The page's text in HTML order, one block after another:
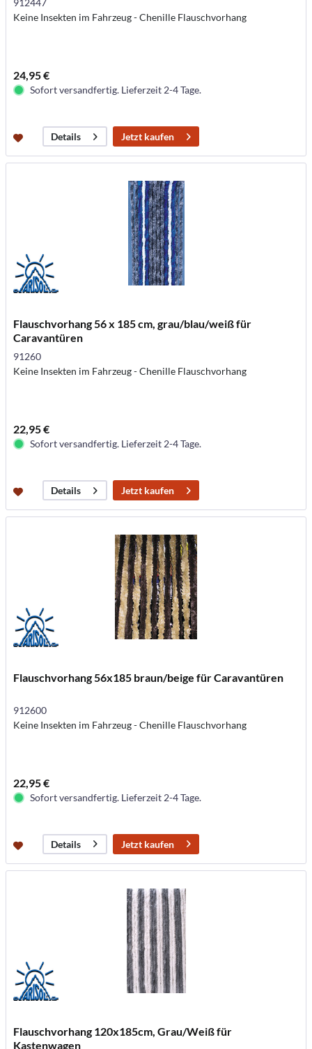
912447
Keine Insekten im Fahrzeug - Chenille Flauschvorhang
24,95 €
Sofort versandfertig. Lieferzeit 2-4 Tage.
Details Jetzt kaufen
Flauschvorhang 56 x 185 cm, grau/blau/weiß für
Caravantüren
91260
Keine Insekten im Fahrzeug - Chenille Flauschvorhang
22,95 €
Sofort versandfertig. Lieferzeit 2-4 Tage.
Details Jetzt kaufen
Flauschvorhang 56x185 braun/beige für Caravantüren
912600
Keine Insekten im Fahrzeug - Chenille Flauschvorhang
22,95 €
Sofort versandfertig. Lieferzeit 2-4 Tage.
Details Jetzt kaufen
Flauschvorhang 120x185cm, Grau/Weiß für
Kastenwagen